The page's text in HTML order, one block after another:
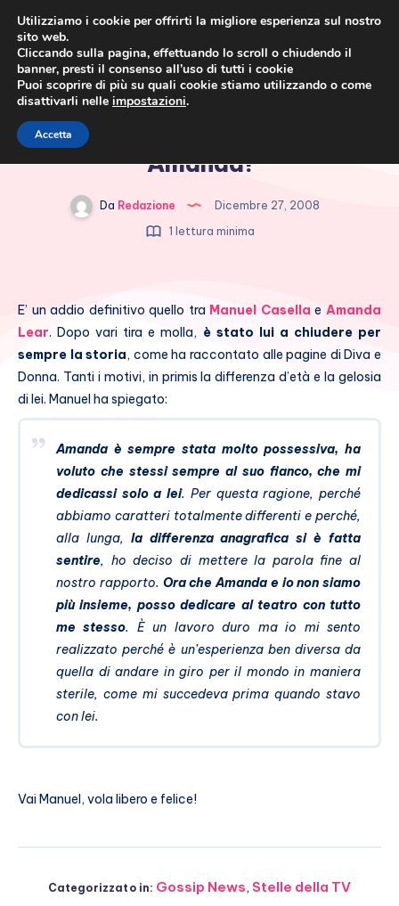
Manuel Casella: addio
Amanda!
Da Redazione
Dicembre 27, 2008
1 lettura minima
E’ un addio definitivo quello tra Manuel Casella eAmanda
Lear. Dopo vari tira e molla, è stato lui a chiudere per
sempre la storia, come ha raccontato alle pagine di Diva e
Donna. Tanti i motivi, in primis la differenza d’età e la gelosia
di lei. Manuel ha spiegato:
Amanda è sempre stata molto possessiva, ha
voluto che stessi sempre al suo fianco, che mi
dedicassi solo a lei. Per questa ragione, perché
abbiamo caratteri totalmente differenti e perché,
alla lunga, la differenza anagrafica si è fatta
sentire, ho deciso di mettere la parola fine al
nostro rapporto. Ora che Amanda e io non siamo
più insieme, posso dedicare al teatro con tutto
me stesso. È un lavoro duro ma io mi sento
realizzato perché è un’esperienza ben diversa da
quella di andare in giro per il mondo in maniera
sterile, come mi succedeva prima quando stavo
con lei.
Vai Manuel, vola libero e felice!
Categorizzato in: Gossip News, Stelle della TV
Utilizziamo i cookie per offrirti la migliore esperienza sul nostro
sito web.
Cliccando sulla pagina, effettuando lo scroll o chiudendo il
banner, presti il consenso all’uso di tutti i cookie
Puoi scoprire di più su quali cookie stiamo utilizzando o come
disattivarli nelle impostazioni.
Accetta